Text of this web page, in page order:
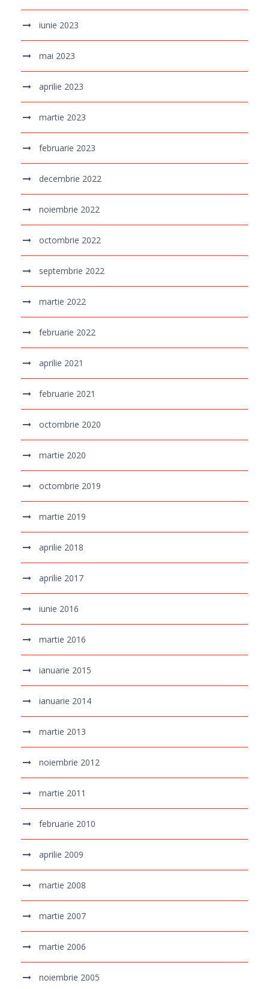
iunie 2023
mai 2023
aprilie 2023
martie 2023
februarie 2023
decembrie 2022
noiembrie 2022
octombrie 2022
septembrie 2022
martie 2022
februarie 2022
aprilie 2021
februarie 2021
octombrie 2020
martie 2020
octombrie 2019
martie 2019
aprilie 2018
aprilie 2017
iunie 2016
martie 2016
ianuarie 2015
ianuarie 2014
martie 2013
noiembrie 2012
martie 2011
februarie 2010
aprilie 2009
martie 2008
martie 2007
martie 2006
noiembrie 2005